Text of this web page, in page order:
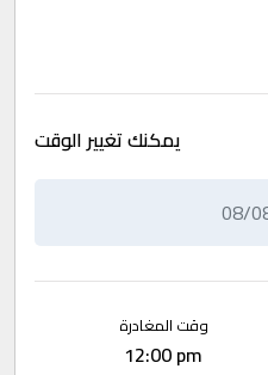
يمكنك تغيير الوقت
وقت المغادرة
12:00 pm